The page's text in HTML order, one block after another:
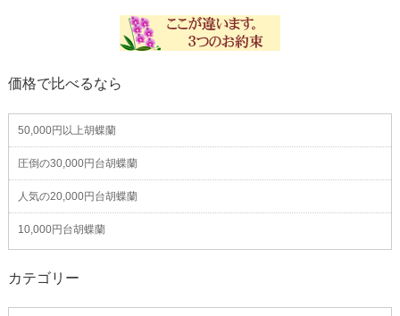
価格で比べるなら
50,000円以上胡蝶蘭
圧倒の30,000円台胡蝶蘭
人気の20,000円台胡蝶蘭
10,000円台胡蝶蘭
カテゴリー